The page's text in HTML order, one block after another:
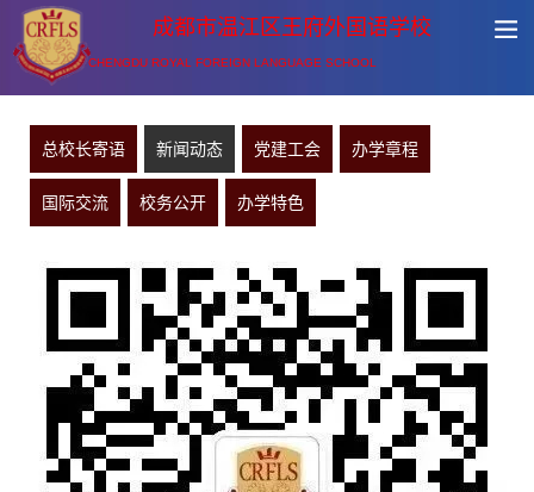
成都市温江区王府外国语学校
CHENGDU ROYAL FOREIGN LANGUAGE SCHOOL
总校长寄语 新闻动态 党建工会 办学章程
国际交流 校务公开 办学特色